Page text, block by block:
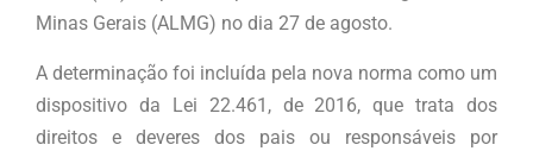
Minas Gerais (ALMG) no dia 27 de agosto.
A determinação foi incluída pela nova norma como um
dispositivo da Lei 22.461, de 2016, que trata dos
direitos e deveres dos pais ou responsáveis por